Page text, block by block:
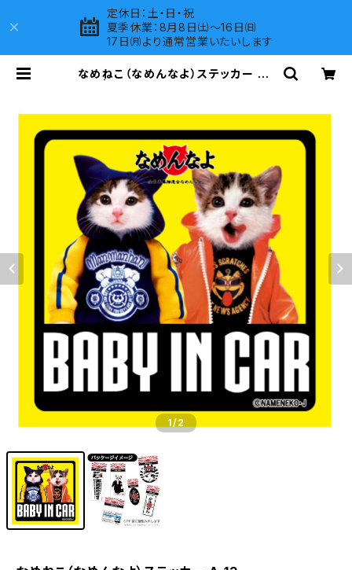
定休日：土・日・祝
夏季休業：8月8日㈯～16日㈰
17日㈪より通常営業いたいします
なめねこ（なめんなよ）ステッカー A-
1/2